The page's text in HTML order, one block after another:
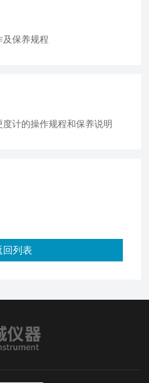
及保养规程
计的操作规程和保养说明
回列表